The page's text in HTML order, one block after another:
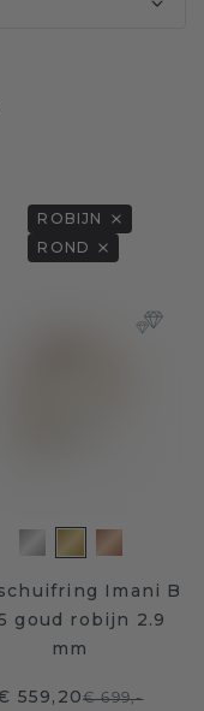
ROBIJN
ROND
Imani B
goud robijn 2.9
mm
559,20€ 699,-